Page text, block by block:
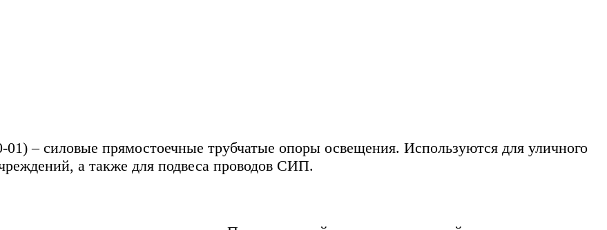
01)– силовые прямостоечные трубчатые опоры освещения. Используются для уличного
а также для подвеса проводов СИП.